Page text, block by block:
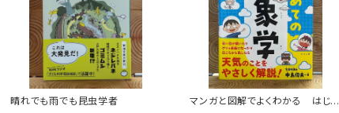
晴れでも雨でも昆虫学者
マンガと図解でよくわかる はじめ